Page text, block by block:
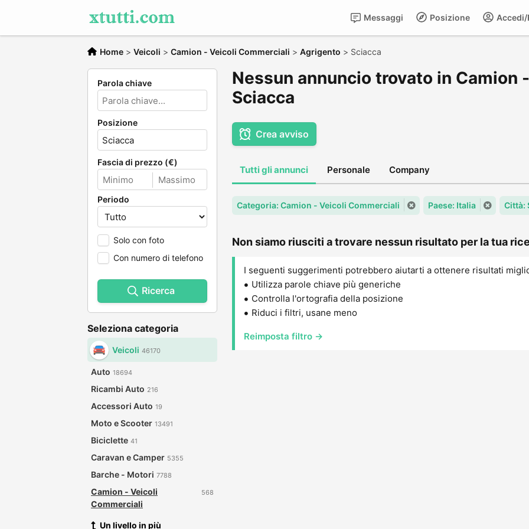
Posizione
Messaggi
Home > Veicoli > Camion - Veicoli Commerciali > Agrigento > Sciacca
Parola chiave
Posizione
Fascia di prezzo (€)
Periodo
Solo con foto
Con numero di telefono
Ricerca
Seleziona categoria
Veicoli 46170
Auto 18694
Ricambi Auto 216
Accessori Auto 19
Moto e Scooter 13491
Biciclette 41
Caravan e Camper 5355
Barche - Motori 7788
Camion - Veicoli
Commerciali
568
Un livello in più
Nessun annuncio trovato in Camion
Sciacca
Crea avviso
Tutti gli annunci Personale Company
Categoria: Camion - Veicoli Commerciali Paese: Italia Città:
Non siamo riusciti a trovare nessun risultato per la tua
I seguenti suggerimenti potrebbero aiutarti a ottenere risultati
Utilizza parole chiave più generiche
Controlla l'ortografia della posizione
Riduci i filtri, usane meno
Reimposta filtro →